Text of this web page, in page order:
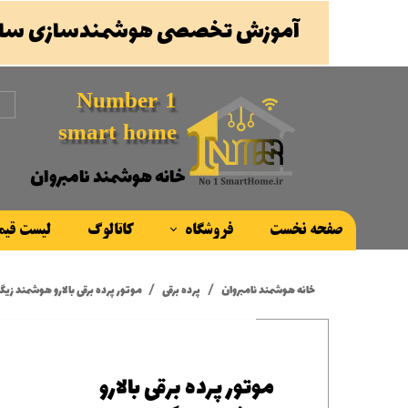
Number 1
smart home
صفحه نخست فروشگاه کاتالوگ لیست
خانه هوشمند نامبروان
آموزش تخصصی هوشمندسازی
خانه هوشمند نامبروان پرده برقی موتور پرده برقی بالارو هوشمند زیگبی 5 نیوتن
موتور پرده برقی بالارو